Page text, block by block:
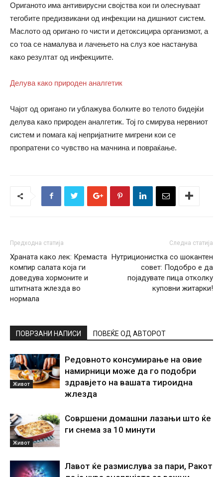
Ориганото има антивирусни својства кои ги олеснуваат
тегобите предизвикани од инфекции на дишниот систем.
Маслото од оригано го чисти и детоксицира организмот, а
со тоа се намалува и лачењето на слуз кое настанува
како резултат од инфекциите.
Делува како природен аналгетик
Чајот од оригано ги ублажува болките во телото бидејќи
делува како природен аналгетик. Тој го смирува нервниот
систем и помага кај непријатните мигрени кои се
пропратени со чувство на мачнина и повраќање.
Предходна статија
Храната како лек: Кремаста
компир салата која ги
доведува хормоните и
штитната жлезда во
нормала
Следна статија
Нутриционистка со шокантен
совет: Подобро е да
појадувате пица отколку
куповни житарки!
ПОВРЗАНИ НАПИСИ ПОВЕЌЕ ОД АВТОРОТ
Живот
Редовното консумирање на овие
намирници може да го подобри
здравјето на вашата тироидна
жлезда
Живот
Совршени домашни лазањи што ќе
ги снема за 10 минути
Лавот ќе размислува за пари, Ракот